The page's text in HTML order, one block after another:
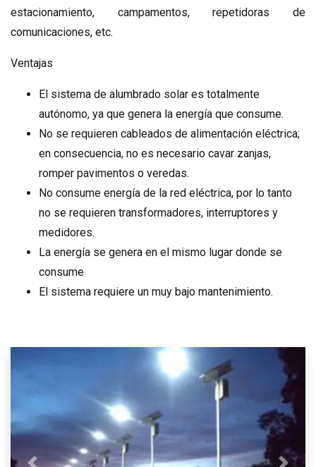
estacionamiento, campamentos, repetidoras de
comunicaciones, etc.
Ventajas
El sistema de alumbrado solar es totalmente
autónomo, ya que genera la energía que consume.
No se requieren cableados de alimentación eléctrica;
en consecuencia, no es necesario cavar zanjas,
romper pavimentos o veredas.
No consume energía de la red eléctrica, por lo tanto
no se requieren transformadores, interruptores y
medidores.
La energía se genera en el mismo lugar donde se
consume
El sistema requiere un muy bajo mantenimiento.